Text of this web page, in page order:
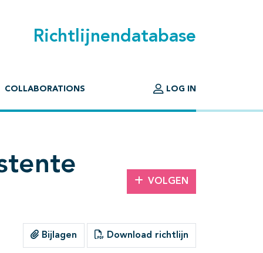
Richtlijnendatabase
COLLABORATIONS LOG IN
VOLGEN
Bijlagen Download richtlijn